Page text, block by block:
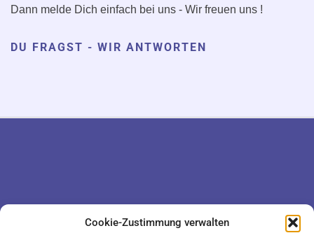
Cookie-Zustimmung verwalten
Dann melde Dich einfach bei uns - Wir freuen uns !
DU FRAGST - WIR ANTWORTEN